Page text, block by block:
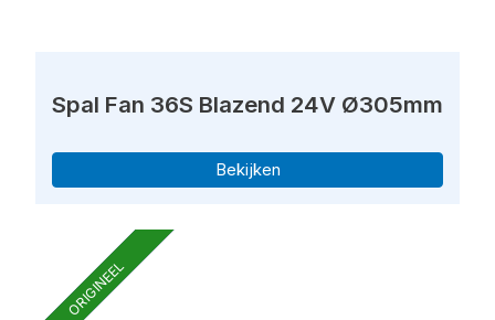
Spal Fan 36S Blazend 24V Ø305mm
Bekijken
ORIGINEEL